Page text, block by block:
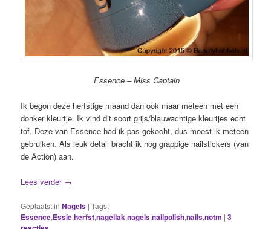
Essence – Miss Captain
Ik begon deze herfstige maand dan ook maar meteen met een
donker kleurtje. Ik vind dit soort grijs/blauwachtige kleurtjes echt
tof. Deze van Essence had ik pas gekocht, dus moest ik meteen
gebruiken. Als leuk detail bracht ik nog grappige nailstickers (van
de Action) aan.
Lees verder →
Geplaatst in Nagels |Tags:
Essence,Essie,herfst,nagellak,nagels,nailpolish,nails,notm |3